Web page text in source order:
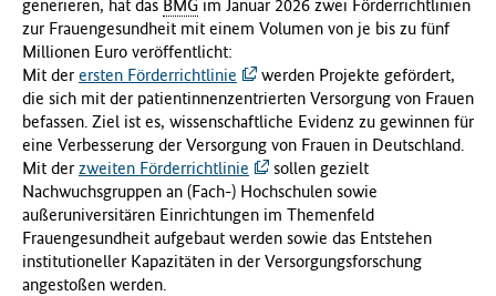
generieren, hat das BMG im Januar 2026 zwei Förderrichtlinien
zur Frauengesundheit mit einem Volumen von je bis zu fünf
Millionen Euro veröffentlicht:
Mit der ersten Förderrichtlinie
werden Projekte gefördert,
die sich mit der patientinnenzentrierten Versorgung von Frauen
befassen. Ziel ist es, wissenschaftliche Evidenz zu gewinnen für
eine Verbesserung der Versorgung von Frauen in Deutschland.
Mit der zweiten Förderrichtlinie
sollen gezielt
Nachwuchsgruppen an (Fach-) Hochschulen sowie
außeruniversitären Einrichtungen im Themenfeld
Frauengesundheit aufgebaut werden sowie das Entstehen
institutioneller Kapazitäten in der Versorgungsforschung
angestoßen werden.